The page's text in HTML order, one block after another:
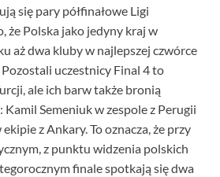
się pary półfinałowe Ligi
że Polska jako jedyny kraj w
aż dwa kluby w najlepszej czwórce
uczestnicy Final 4 to
ale ich barw także bronią
Semeniuk w zespole z Perugii
z Ankary. To oznacza, że przy
z punktu widzenia polskich
finale spotkają się dwa